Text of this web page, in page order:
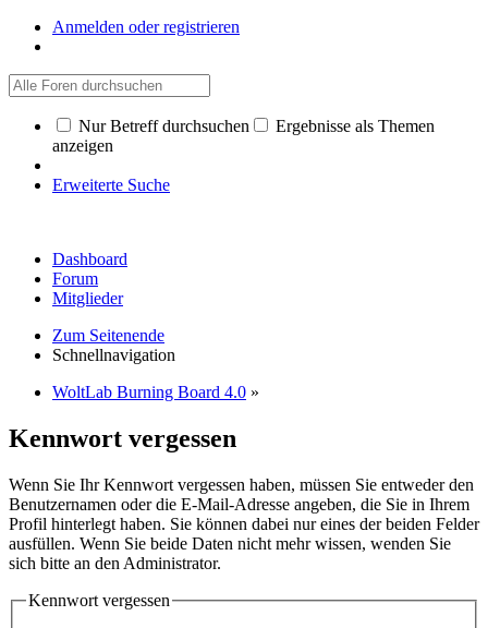
Anmelden oder registrieren
Nur Betreff durchsuchen
Ergebnisse als Themen
anzeigen
Erweiterte Suche
Dashboard
Forum
Mitglieder
Zum Seitenende
Schnellnavigation
WoltLab Burning Board 4.0 »
Kennwort vergessen
Wenn Sie Ihr Kennwort vergessen haben, müssen Sie entweder den
Benutzernamen oder die E-Mail-Adresse angeben, die Sie in Ihrem
Profil hinterlegt haben. Sie können dabei nur eines der beiden Felder
ausfüllen. Wenn Sie beide Daten nicht mehr wissen, wenden Sie
sich bitte an den Administrator.
Kennwort vergessen